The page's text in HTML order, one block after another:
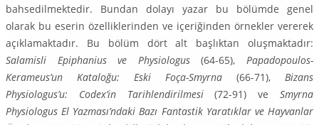
bahsedil­mektedir. Bundan dolayı yazar bu bölümde genel
olarak bu eserin özelliklerinden ve içeriğinden örnekler vererek
açıklamaktadır. Bu bölüm dört alt başlıktan oluşmaktadır:
Salamisli Epiphanius ve Physiologus(64-65),Papadopoulos-
Kerameus’un Kataloğu: Eski Foça-Smyrna (66-71), Bizans
Physiologus’u: Codex’in Tarihlendirilmesi(72-91) veSmyrna
Physiologus El Yazması’ndaki Bazı Fantastik Yaratıklar ve Hayvanlar